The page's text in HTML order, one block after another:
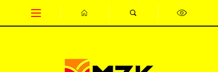
Przejdź do menu.
Przejdź do wyszukiwarki.
Przejdź do treści.
Przejdź do ustawień wielkości czcionki.
Wyłącz wersję kontrastową strony.